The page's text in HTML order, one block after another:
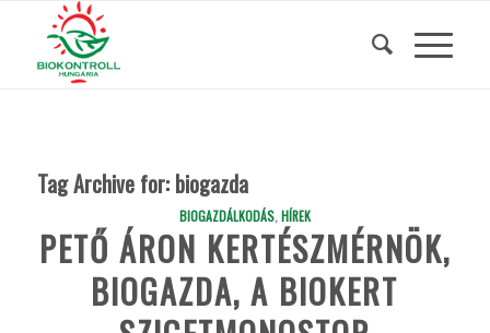
Tag Archive for: biogazda
BIOGAZDÁLKODÁS, HÍREK
PETŐ ÁRON KERTÉSZMÉRNÖK,
BIOGAZDA, A BIOKERT